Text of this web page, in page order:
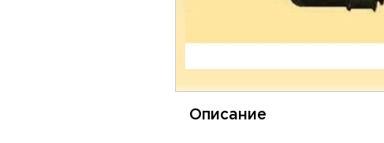
Описание